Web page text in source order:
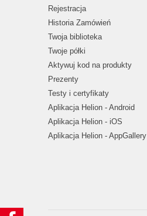
Rejestracja
Historia Zamówień
Twoja biblioteka
Twoje półki
Aktywuj kod na produkty
Prezenty
Testy i certyfikaty
Aplikacja Helion - Android
Aplikacja Helion - iOS
Aplikacja Helion - AppGallery